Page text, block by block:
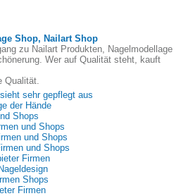
Shop, Nailart Shop
zu Nailart Produkten, Nagelmodellage
Wer auf Qualität steht, kauft
Qualität.
sehr gepflegt aus
der Hände
Shops
und Shops
und Shops
und Shops
Firmen
Shops
Firmen